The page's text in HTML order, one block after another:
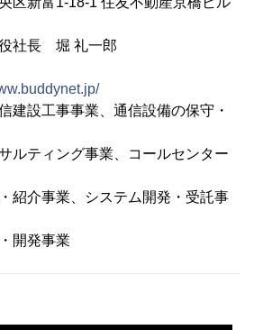
社長 堀 礼一郎
建設工事事業、通信設備の保守・
ング事業、コールセンター
業、システム開発・受託事
事業